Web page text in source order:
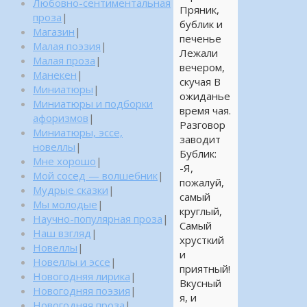
Пряник,
бублик и
печенье
Лежали
вечером,
скучая В
ожиданье
время чая.
Разговор
заводит
Бублик:
-Я,
пожалуй,
самый
круглый,
Самый
хрусткий
и
приятный!
Вкусный
я, и
Любовно-сентиментальная
проза |
Магазин |
Малая поэзия |
Малая проза |
Манекен |
Миниатюры |
Миниатюры и подборки
афоризмов |
Миниатюры, эссе,
новеллы |
Мне хорошо |
Мой сосед — волшебник|
Мудрые сказки |
Мы молодые |
Научно-популярная проза |
Наш взгляд |
Новеллы |
Новеллы и эссе |
Новогодняя лирика |
Новогодняя поэзия |